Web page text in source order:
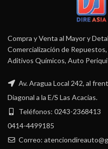
Compra y Venta al Mayor y
Comercialización de
Aditivos Químicos, Auto
Av. Aragua Local 242, al
Diagonal a la E/S Las Acacias.
Teléfonos: 0243-2368413
0414-4499185
Correo: